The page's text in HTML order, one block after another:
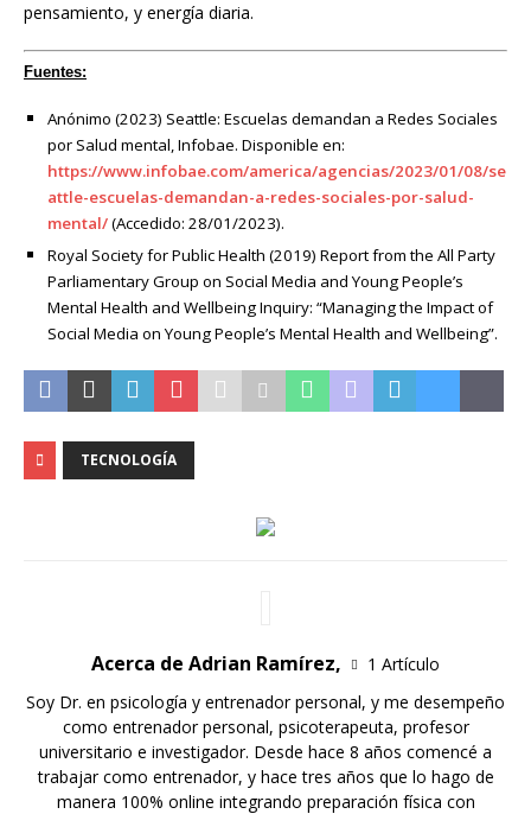
pensamiento, y energía diaria.
Fuentes:
Anónimo (2023) Seattle: Escuelas demandan a Redes Sociales
por Salud mental, Infobae. Disponible en:
https://www.infobae.com/america/agencias/2023/01/08/se
attle-escuelas-demandan-a-redes-sociales-por-salud-
mental/(Accedido: 28/01/2023).
Royal Society for Public Health (2019) Report from the All Party
Parliamentary Group on Social Media and Young People’s
Mental Health and Wellbeing Inquiry: “Managing the Impact of
Social Media on Young People’s Mental Health and Wellbeing”.
TECNOLOGÍA
Acerca de Adrian Ramírez,
1 Artículo
Soy Dr. en psicología y entrenador personal, y me desempeño
como entrenador personal, psicoterapeuta, profesor
universitario e investigador. Desde hace 8 años comencé a
trabajar como entrenador, y hace tres años que lo hago de
manera 100% online integrando preparación física con